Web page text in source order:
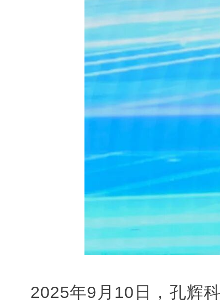
2025年9月10日，孔辉